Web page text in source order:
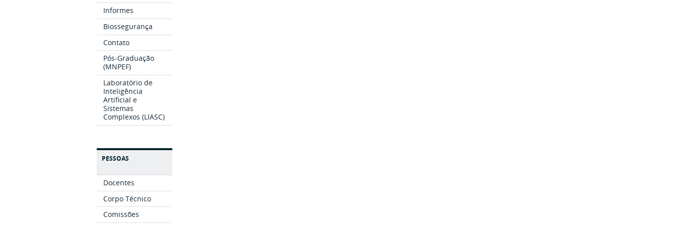
Informes
Biossegurança
Contato
Pós-Graduação
(MNPEF)
Laboratório de
Inteligência
Artificial e
Sistemas
Complexos (LIASC)
PESSOAS
Docentes
Corpo Técnico
Comissões